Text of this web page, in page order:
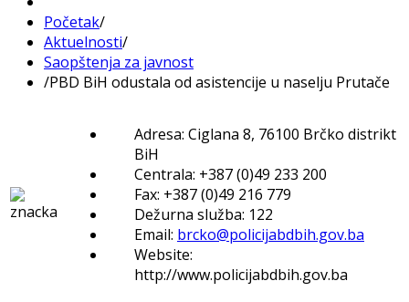
Početak/
Aktuelnosti/
Saopštenja za javnost
/PBD BiH odustala od asistencije u naselju Prutače
Adresa: Ciglana 8, 76100 Brčko distrikt
BiH
Centrala: +387 (0)49 233 200
Fax: +387 (0)49 216 779
Dežurna služba: 122
Email: brcko@policijabdbih.gov.ba
Website:
http://www.policijabdbih.gov.ba